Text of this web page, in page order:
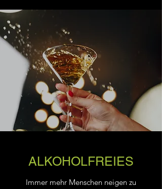
ALKOHOLFREIES
Immer mehr Menschen neigen zu